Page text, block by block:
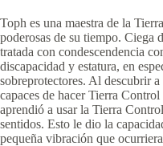
Toph es una maestra de la
poderosas de su tiempo. Ciega
tratada con condescendencia
discapacidad y estatura, en
sobreprotectores. Al descubrir
capaces de hacer Tierra
aprendió a usar la Tierra
sentidos. Esto le dio la
pequeña vibración que